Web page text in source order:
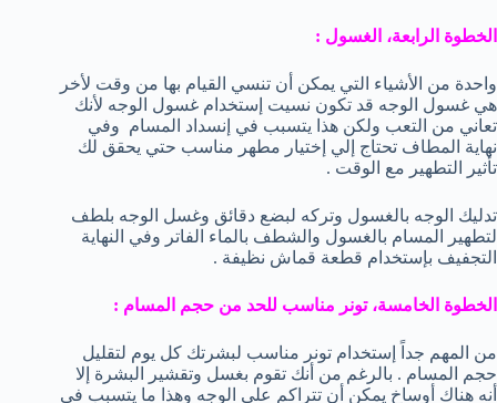
الخطوة الرابعة، الغسول :
واحدة من الأشياء التي يمكن أن تنسي القيام بها من وقت لأخر
هي غسول الوجه قد تكون نسيت إستخدام غسول الوجه لأنك
تعاني من التعب ولكن هذا يتسبب في إنسداد المسام وفي
نهاية المطاف تحتاج إلي إختيار مطهر مناسب حتي يحقق لك
تأثير التطهير مع الوقت .
تدليك الوجه بالغسول وتركه لبضع دقائق وغسل الوجه بلطف
لتطهير المسام بالغسول والشطف بالماء الفاتر وفي النهاية
التجفيف بإستخدام قطعة قماش نظيفة .
الخطوة الخامسة، تونر مناسب للحد من حجم المسام :
من المهم جداً إستخدام تونر مناسب لبشرتك كل يوم لتقليل
حجم المسام . بالرغم من أنك تقوم بغسل وتقشير البشرة إلا
أنه هناك أوساخ يمكن أن تتراكم علي الوجه وهذا ما يتسبب في